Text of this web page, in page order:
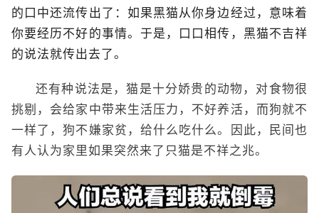
的口中还流传出了：如果黑猫从你身边经过，意味着
你要经历不好的事情。于是，口口相传，黑猫不吉祥
的说法就传出去了。
还有种说法是，猫是十分娇贵的动物，对食物很
挑剔，会给家中带来生活压力，不好养活，而狗就不
一样了，狗不嫌家贫，给什么吃什么。因此，民间也
有人认为家里如果突然来了只猫是不祥之兆。